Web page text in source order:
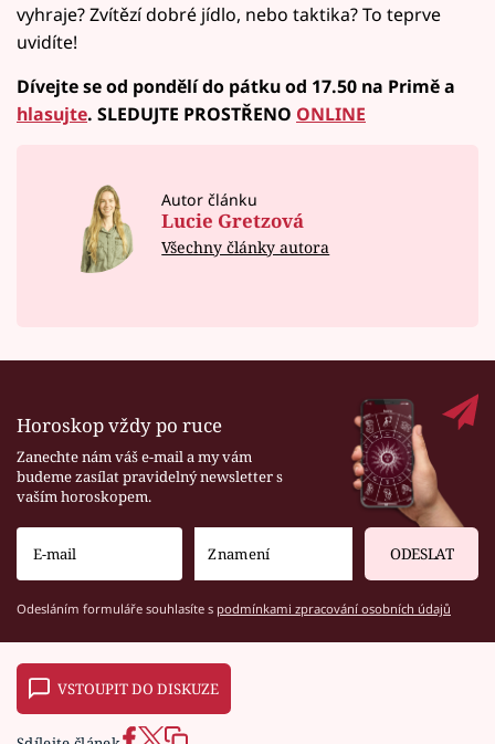
vyhraje? Zvítězí dobré jídlo, nebo taktika? To teprve
uvidíte!
Dívejte se od pondělí do pátku od 17.50 na Primě a
hlasujte. SLEDUJTE PROSTŘENO ONLINE
Autor článku
Lucie Gretzová
Všechny články autora
Horoskop vždy po ruce
Zanechte nám váš e-mail a my vám
budeme zasílat pravidelný newsletter s
vaším horoskopem.
ODESLAT
Odesláním formuláře souhlasíte s podmínkami zpracování osobních údajů
VSTOUPIT DO DISKUZE